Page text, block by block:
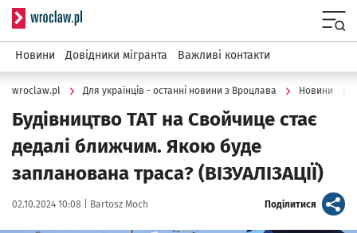
Serwis informacyjny wroclaw.pl
Новини Довідники мігранта Важливі контакти
wroclaw.pl Для українців - останні новини з Вроцлава Новини
Будівництво ТАТ на Свойчице стає
дедалі ближчим. Якою буде
запланована траса? (ВІЗУАЛІЗАЦІЇ)
Data publikacji:
02.10.2024 10:08 | Autor:
Bartosz Moch Поділитися artykuł